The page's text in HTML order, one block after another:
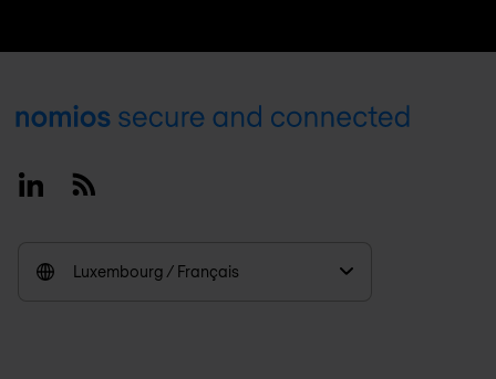
Footer
LinkedinRSS
Luxembourg / Français